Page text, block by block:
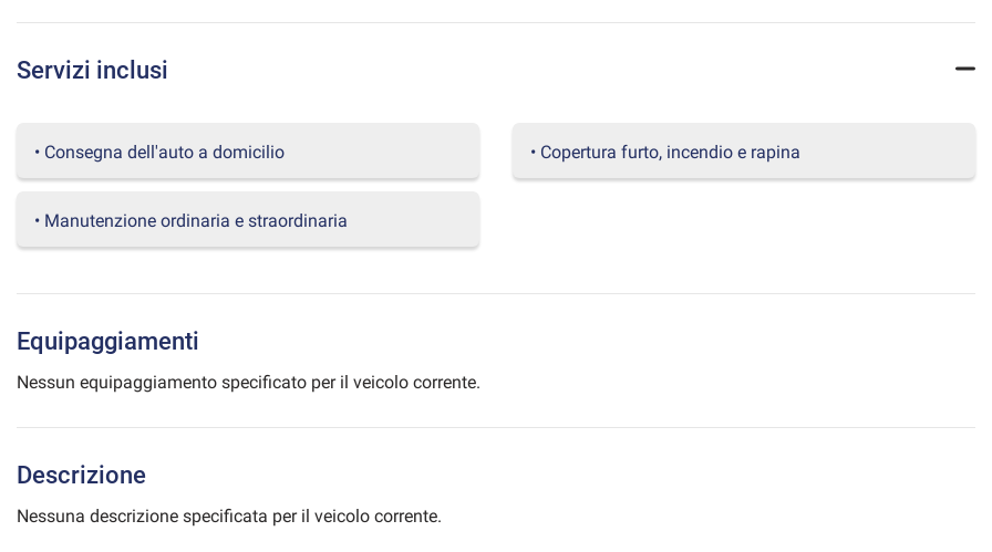
Servizi inclusi
• Consegna dell'auto a domicilio • Copertura furto, incendio e rapina
• Manutenzione ordinaria e straordinaria
Equipaggiamenti
Nessun equipaggiamento specificato per il veicolo corrente.
Descrizione
Nessuna descrizione specificata per il veicolo corrente.
questi
di
alla
Puoi
tue
scelte
in